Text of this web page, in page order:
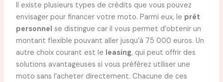
Il existe plusieurs types de crédits que vous pouvez
envisager pour financer votre moto. Parmi eux, le prêt
personnel se distingue car il vous permet d’obtenir un
montant flexible pouvant aller jusqu’à 75 000 euros. Un
autre choix courant est le leasing, qui peut offrir des
solutions avantageuses si vous préférez utiliser une
moto sans l’acheter directement. Chacune de ces